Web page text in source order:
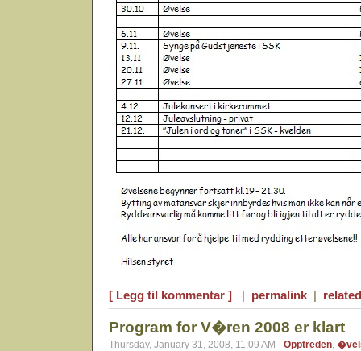
[ Legg til kommentar ] | permalink |
Program for V�ren 2008 er klart
Thursday, January 31, 2008, 11:09 AM - Opptreden,